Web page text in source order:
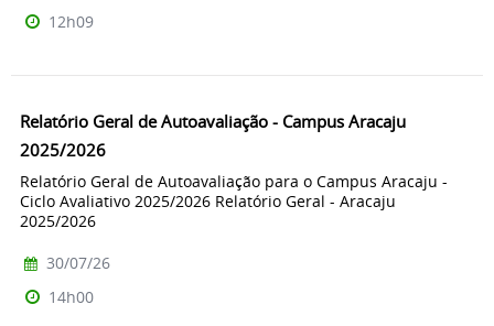
12h09
Relatório Geral de Autoavaliação - Campus Aracaju
2025/2026
Relatório Geral de Autoavaliação para o Campus Aracaju -
Ciclo Avaliativo 2025/2026 Relatório Geral - Aracaju
2025/2026
30/07/26
14h00